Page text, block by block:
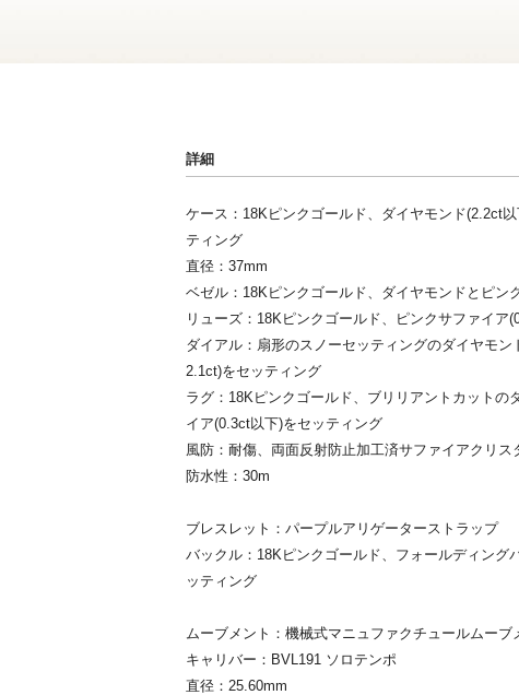
詳細
ケース：18Kピンクゴールド、ダイヤモンド(2.2ct
ティング
直径：37mm
ベゼル：18Kピンクゴールド、ダイヤモンドとピン
リューズ：18Kピンクゴールド、ピンクサファイア
ダイアル：扇形のスノーセッティングのダイヤモン
2.1ct)をセッティング
ラグ：18Kピンクゴールド、ブリリアントカットの
イア(0.3ct以下)をセッティング
風防：耐傷、両面反射防止加工済サファイアクリス
防水性：30m
ブレスレット：パープルアリゲーターストラップ
バックル：18Kピンクゴールド、フォールディング
ッティング
ムーブメント：機械式マニュファクチュールムーブ
キャリバー：BVL191 ソロテンポ
直径：25.60mm